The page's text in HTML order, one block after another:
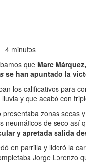
4 minutos
que Marc
se han apuntado la
los calificativos para
y que acabó con
zonas secas
neumáticos de seco así
y apretada salida
en parrilla y lideró la
Jorge Lorenzo